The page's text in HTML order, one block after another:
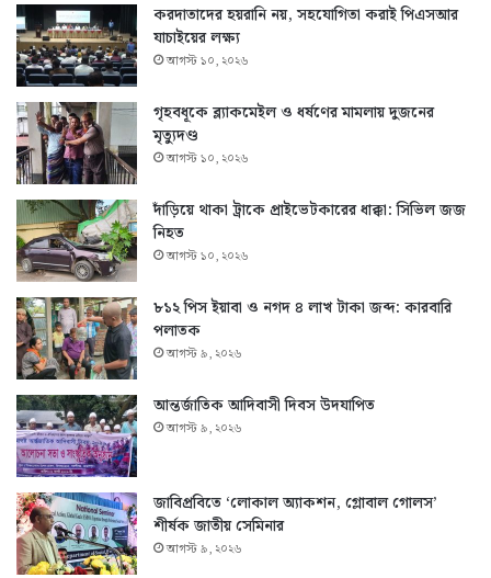
করদাতাদের হয়রানি নয়, সহযোগিতা করাই পিএসআর
যাচাইয়ের লক্ষ্য
আগস্ট ১০, ২০২৬
গৃহবধূকে ব্ল্যাকমেইল ও ধর্ষণের মামলায় দুজনের
মৃত্যুদণ্ড
আগস্ট ১০, ২০২৬
দাঁড়িয়ে থাকা ট্রাকে প্রাইভেটকারের ধাক্কা: সিভিল জজ
নিহত
আগস্ট ১০, ২০২৬
৮১২ পিস ইয়াবা ও নগদ ৪ লাখ টাকা জব্দ: কারবারি
পলাতক
আগস্ট ৯, ২০২৬
আন্তর্জাতিক আদিবাসী দিবস উদযাপিত
আগস্ট ৯, ২০২৬
জাবিপ্রবিতে ‘লোকাল অ্যাকশন, গ্লোবাল গোলস’
শীর্ষক জাতীয় সেমিনার
আগস্ট ৯, ২০২৬